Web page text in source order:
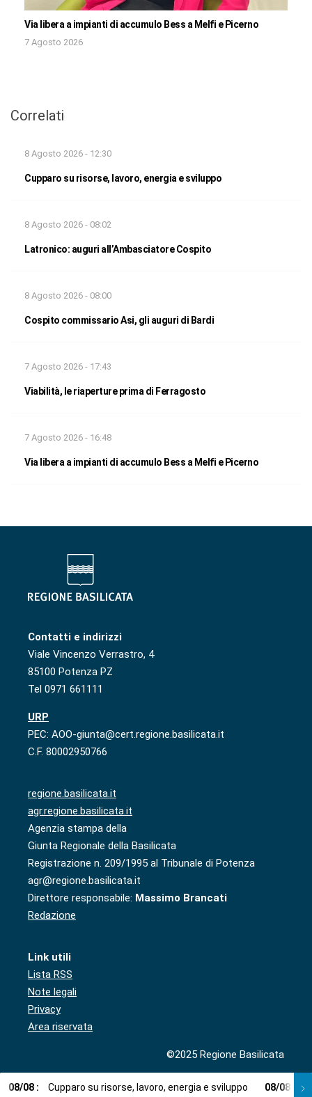
Via libera a impianti di accumulo Bess a Melfi e Picerno
7 Agosto 2026
Correlati
8 Agosto 2026 - 12:30
Cupparo su risorse, lavoro, energia e sviluppo
8 Agosto 2026 - 08:02
Latronico: auguri all’Ambasciatore Cospito
8 Agosto 2026 - 08:00
Cospito commissario Asi, gli auguri di Bardi
7 Agosto 2026 - 17:43
Viabilità, le riaperture prima di Ferragosto
7 Agosto 2026 - 16:48
Via libera a impianti di accumulo Bess a Melfi e Picerno
Contatti e indirizzi
Viale Vincenzo Verrastro, 4
85100 Potenza PZ
Tel 0971 661111
URP
PEC: AOO-giunta@cert.regione.basilicata.it
C.F. 80002950766
regione.basilicata.it
agr.regione.basilicata.it
Agenzia stampa della
Giunta Regionale della Basilicata
Registrazione n. 209/1995 al Tribunale di Potenza
agr@regione.basilicata.it
Direttore responsabile: Massimo Brancati
Redazione
Link utili
Lista RSS
Note legali
Privacy
Area riservata
©2025 Regione Basilicata
08/08 : Cupparo su risorse, lavoro, energia e sviluppo 08/08